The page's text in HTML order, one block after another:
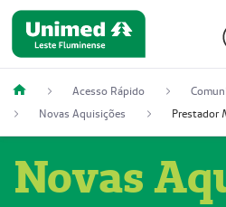
Acesso Rápido
Novas Aquisições
Novas